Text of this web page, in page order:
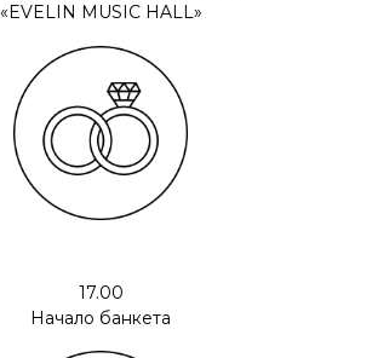
«EVELIN MUSIC HALL»
17.00
Начало банкета